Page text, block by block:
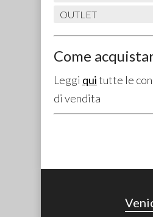
OUTLET
Come
Leggi quitutte le
di vendita